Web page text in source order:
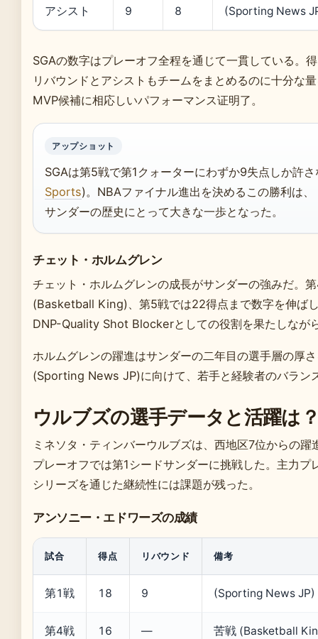
アシスト 9 8 (Sporting News
SGAの数字はプレーオフ全程を通じて一貫している。
リバウンドとアシストもチームをまとめるのに十分な
MVP候補に相応しいパフォーマンス证明了。
アップショット
SGAは第5戦で第1クォーターにわずか9失点しか許
Sports)。NBAファイナル進出を決めるこの勝利は、
サンダーの歴史にとって大きな一歩となった。
チェット・ホルムグレン
チェット・ホルムグレンの成長がサンダーの強みだ。
(Basketball King)、第5戦では22得点まで数字を伸ば
DNP-Quality Shot Blockerとしての役割を果たしなが
ホルムグレンの躍進はサンダーの二年目の選手層の厚
(Sporting News JP)に向けて、若手と経験者のバラン
ウルブズの選手データと活躍は
ミネソタ・ティンバーウルブズは、西地区7位からの
プレーオフでは第1シードサンダーに挑戦した。主力
シリーズを通じた継続性には課題が残った。
アンソニー・エドワーズの成績
試合 得点 リバウンド 備考
第1戦 18 9 (Sporting News JP)
第4戦 16 — 苦戦 (Basketball